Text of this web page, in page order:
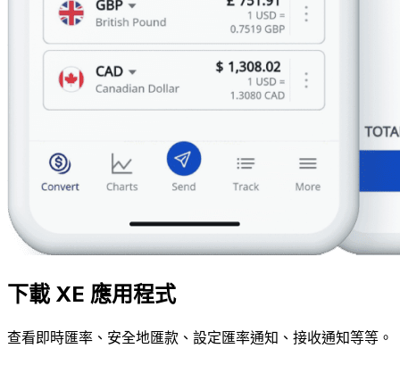
下載 XE 應用程式
查看即時匯率、安全地匯款、設定匯率通知、接收通知等等。